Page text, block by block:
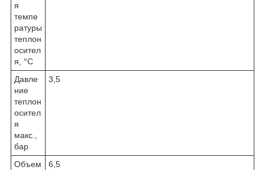
я
темпе
ратуры
теплон
осител
я, °C
Давле
ние
теплон
осител
я
макс.,
бар
3,5
Объем
6,5